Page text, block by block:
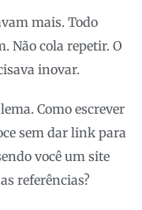
mais. Todo
Não cola repetir. O
inovar.
Como escrever
sem dar link para
você um site
referências?